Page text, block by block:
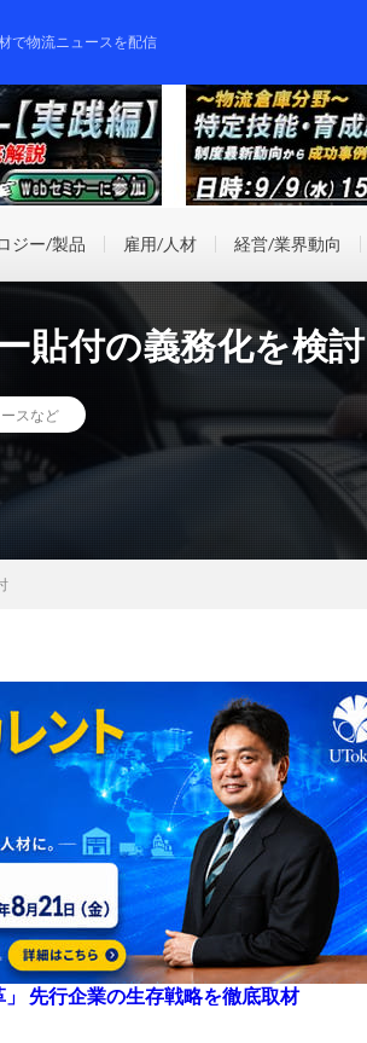
で物流ニュースを配信
ジー/製品 雇用/人材 経営/業界動向
貼付の義務化を検討
スなど
先行企業の生存戦略を徹底取材